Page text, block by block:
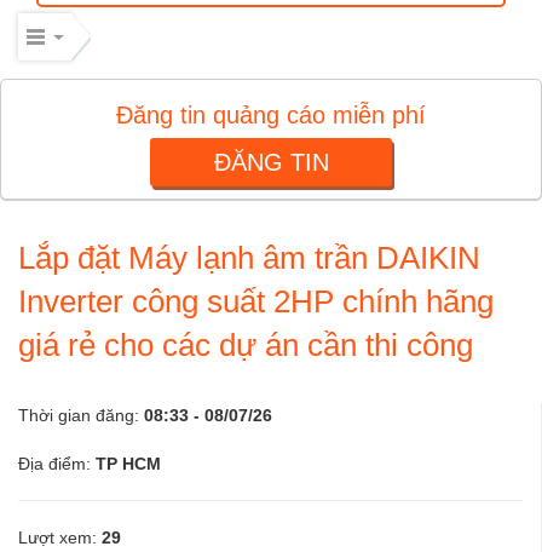
Điện lạnh – linh kiện
Linh kiện
Tìm đại lý phân phối chiết khấu cao
Đăng tin quảng cáo miễn phí
ĐĂNG TIN
Lắp đặt Máy lạnh âm trần DAIKIN
Inverter công suất 2HP chính hãng
giá rẻ cho các dự án cần thi công
Thời gian đăng: 08:33 - 08/07/26
Địa điểm: TP HCM
Lượt xem: 29